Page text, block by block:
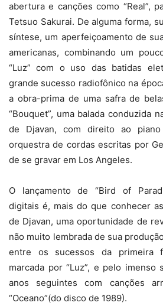
abertura e canções como “Real”,
Tetsuo Sakurai. De alguma forma,
síntese, um aperfeiçoamento de
americanas, combinando um
“Luz” com o uso das batidas
grande sucesso radiofônico na
a obra-prima de uma safra de
“Bouquet”, uma balada conduzida
de Djavan, com direito ao
orquestra de cordas escritas por
de se gravar em Los Angeles.
O lançamento de “Bird of
digitais é, mais do que conhecer
de Djavan, uma oportunidade de
não muito lembrada de sua
entre os sucessos da primeira
marcada por “Luz”, e pelo imenso
anos seguintes com canções
“Oceano”(do disco de 1989).